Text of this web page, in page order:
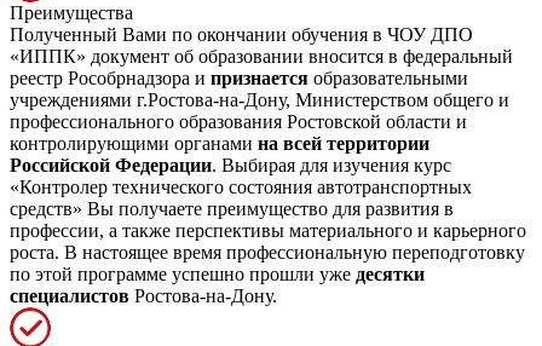
Преимущества
Полученный Вами по окончании обучения в ЧОУ ДПО
«ИППК» документ об образовании вносится в федеральный
реестр Рособрнадзора и признается образовательными
учреждениями г.Ростова-на-Дону, Министерством общего и
профессионального образования Ростовской области и
контролирующими органами на всей территории
Российской Федерации. Выбирая для изучения курс
«Контролер технического состояния автотранспортных
средств» Вы получаете преимущество для развития в
профессии, а также перспективы материального и карьерного
роста. В настоящее время профессиональную переподготовку
по этой программе успешно прошли уже десятки
специалистов Ростова-на-Дону.